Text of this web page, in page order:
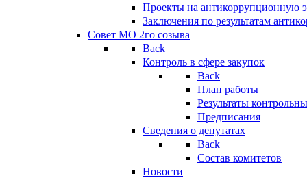
Проекты на антикоррупционную
Заключения по результатам
Совет МО 2го созыва
Back
Контроль в сфере закупок
Back
План работы
Результаты
Предписания
Сведения о депутатах
Back
Состав комитетов
Новости